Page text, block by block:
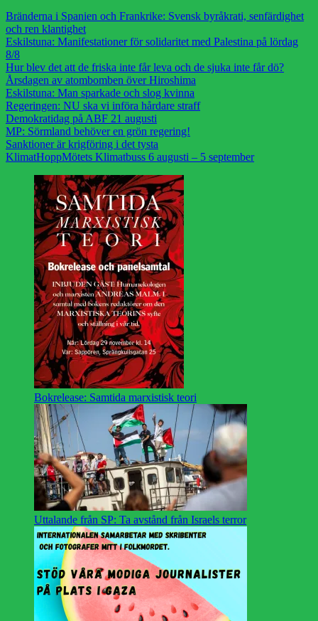
Bränderna i Spanien och Frankrike: Svensk byråkrati, senfärdighet
och ren klantighet
Eskilstuna: Manifestationer för solidaritet med Palestina på lördag
8/8
Hur blev det att de friska inte får leva och de sjuka inte får dö?
Årsdagen av atombomben över Hiroshima
Eskilstuna: Man sparkade och slog kvinna
Regeringen: NU ska vi införa hårdare straff
Demokratidag på ABF 21 augusti
MP: Sörmland behöver en grön regering!
Sanktioner är krigföring i det tysta
KlimatHoppMötets Klimatbuss 6 augusti – 5 september
Bokrelease: Samtida marxistisk teori
Uttalande från SP: Ta avstånd från Israels terror